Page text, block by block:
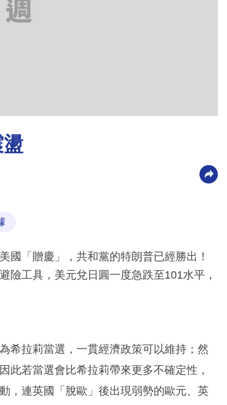
國「贈慶」，共和黨的特朗普已經勝出！
險工具，美元兌日圓一度急跌至101水平，
希拉莉當選，一貫經濟政策可以維持；然
此若當選會比希拉莉帶來更多不確定性，
，連英國「脫歐」後出現弱勢的歐元、英